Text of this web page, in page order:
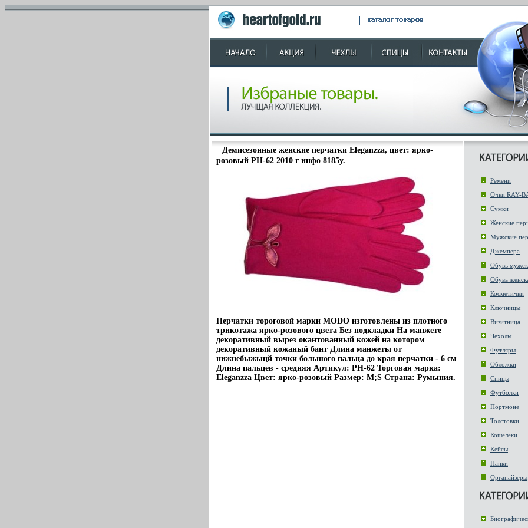
Демисезонные женские перчатки Eleganzza, цвет: ярко-
розовый PH-62 2010 г инфо 8185y.
Перчатки тороговой марки MODO изготовлены из плотного
трикотажа ярко-розового цвета Без подкладки На манжете
декоративный вырез окантованный кожей на котором
декоративный кожаный бант Длина манжеты от
нижнебыжыцй точки большого пальца до края перчатки - 6 см
Длина пальцев - средняя Артикул: PH-62 Торговая марка:
Eleganzza Цвет: ярко-розовый Размер: M;S Страна: Румыния.
Ремени
Очки RAY-
Сумки
Женские
Мужские
Джемпера
Обувь
Обувь
Косметички
Ключницы
Визитница
Чехолы
Футляры
Обложки
Спицы
Футболки
Портмоне
Толстовки
Кошелеки
Кейсы
Папки
Органайзеры